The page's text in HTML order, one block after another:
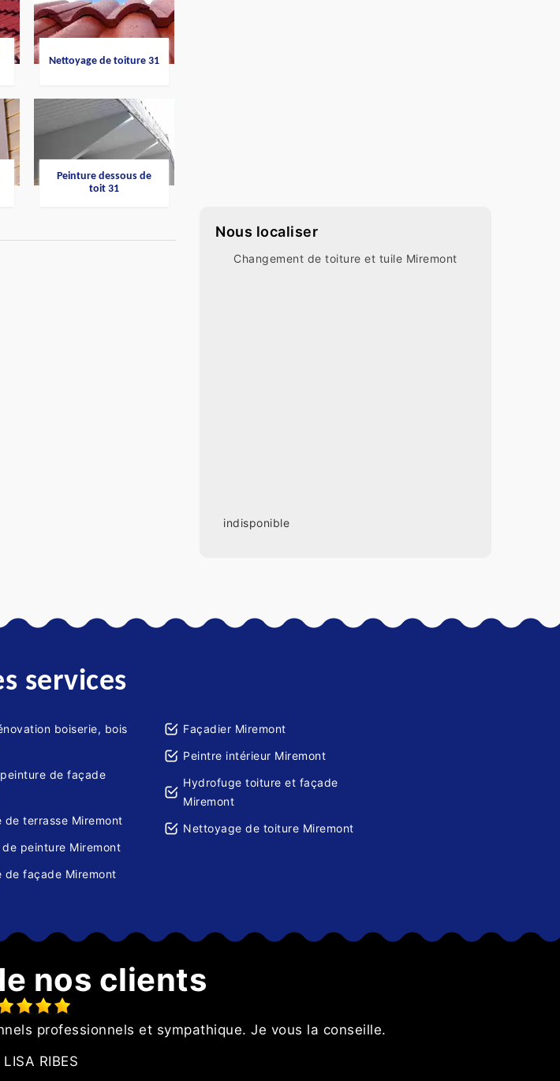
Nettoyage de toiture 31
Peinture dessous de
toit 31
Nous localiser
Changement de toiture et tuile Miremont
indisponible
services
boiserie, bois
de façade
de terrasse Miremont
de peinture Miremont
de façade Miremont
Façadier Miremont
Peintre intérieur Miremont
Hydrofuge toiture et façade
Miremont
Nettoyage de toiture Miremont
nos clients
professionnels et sympathique. Je vous la conseille.
LISA RIBES